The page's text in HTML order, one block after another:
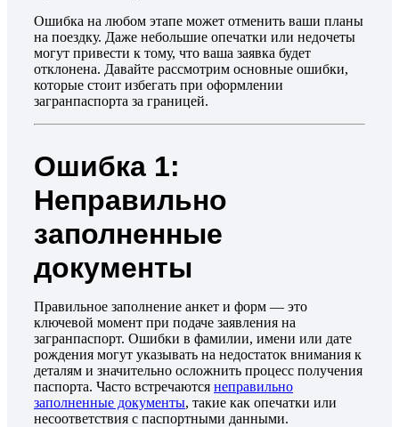
Ошибка на любом этапе может отменить ваши планы
на поездку. Даже небольшие опечатки или недочеты
могут привести к тому, что ваша заявка будет
отклонена. Давайте рассмотрим основные ошибки,
которые стоит избегать при оформлении
загранпаспорта за границей.
Ошибка 1:
Неправильно
заполненные
документы
Правильное заполнение анкет и форм — это
ключевой момент при подаче заявления на
загранпаспорт. Ошибки в фамилии, имени или дате
рождения могут указывать на недостаток внимания к
деталям и значительно осложнить процесс получения
паспорта. Часто встречаются неправильно
заполненные документы, такие как опечатки или
несоответствия с паспортными данными.